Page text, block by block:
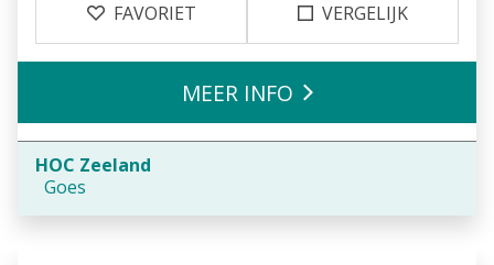
FAVORIET VERGELIJK
HOC Zeeland
Goes
MEER INFO